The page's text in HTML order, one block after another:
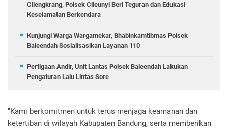
Cilengkrang, Polsek Cileunyi Beri Teguran dan Edukasi
Keselamatan Berkendara
Kunjungi Warga Wargamekar, Bhabinkamtibmas Polsek
Baleendah Sosialisasikan Layanan 110
Pertigaan Andir, Unit Lantas Polsek Baleendah Lakukan
Pengaturan Lalu Lintas Sore
"Kami berkomitmen untuk terus menjaga keamanan dan
ketertiban di wilayah Kabupaten Bandung, serta memberikan